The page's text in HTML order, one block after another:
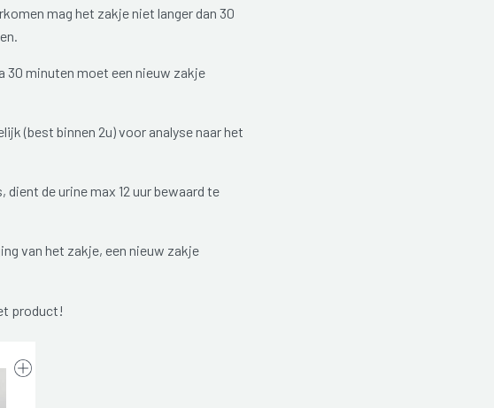
mag het zakje niet langer dan 30
30 minuten moet een nieuw zakje
(best binnen 2u) voor analyse naar het
de urine max 12 uur bewaard te
van het zakje, een nieuw zakje
product!